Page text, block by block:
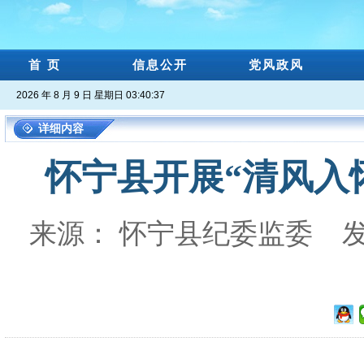
首 页 信息公开 党风政风
2026 年 8 月 9 日 星期日 03:40:38
详细内容
怀宁县开展“清风入
来源： 怀宁县纪委监委